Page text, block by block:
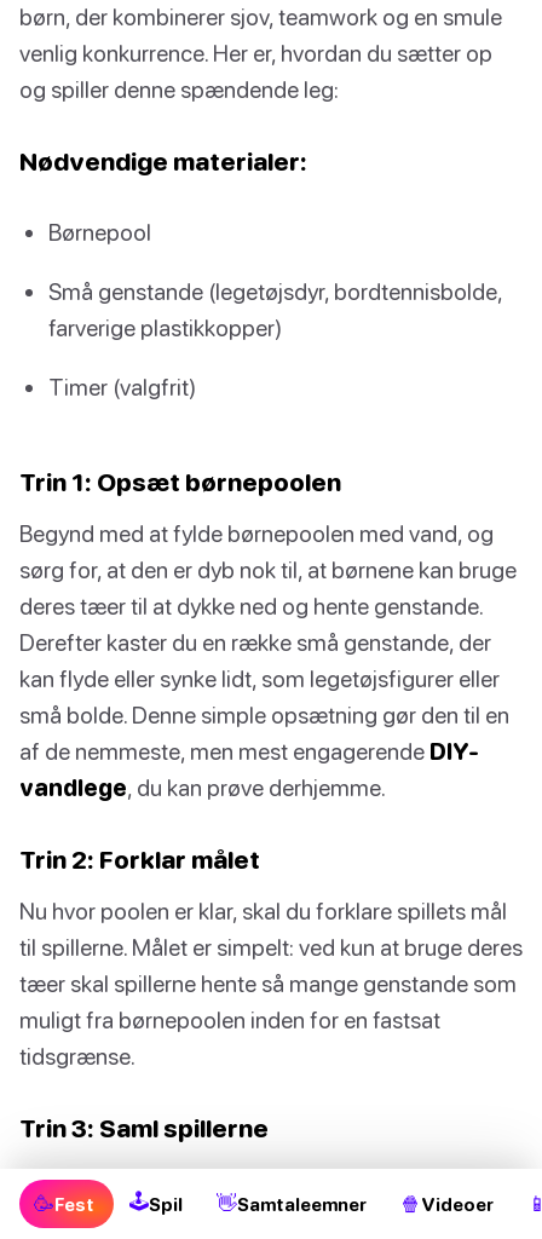
børn, der kombinerer sjov, teamwork og en smule
venlig konkurrence. Her er, hvordan du sætter op
og spiller denne spændende leg:
Nødvendige materialer:
Børnepool
Små genstande (legetøjsdyr, bordtennisbolde,
farverige plastikkopper)
Timer (valgfrit)
Trin 1: Opsæt børnepoolen
Begynd med at fylde børnepoolen med vand, og
sørg for, at den er dyb nok til, at børnene kan bruge
deres tæer til at dykke ned og hente genstande.
Derefter kaster du en række små genstande, der
kan flyde eller synke lidt, som legetøjsfigurer eller
små bolde. Denne simple opsætning gør den til en
af de nemmeste, men mest engagerende DIY-
vandlege, du kan prøve derhjemme.
Trin 2: Forklar målet
Nu hvor poolen er klar, skal du forklare spillets mål
til spillerne. Målet er simpelt: ved kun at bruge deres
tæer skal spillerne hente så mange genstande som
muligt fra børnepoolen inden for en fastsat
tidsgrænse.
Trin 3: Saml spillerne
Inviter venner eller familiemedlemmer til at deltage i
det sjove. Du kan oprette hold for en mere
🥳Fest 🕹Spil 👋Samtaleemner 🍿 Videoer